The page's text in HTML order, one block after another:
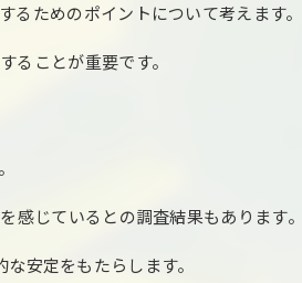
ためのポイントについて考えます。
ることが重要です。
感じているとの調査結果もあります。
安定をもたらします。